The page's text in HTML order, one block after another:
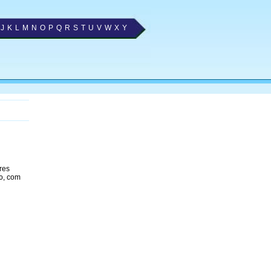
J K L M N O P Q R S T U V W X Y
com